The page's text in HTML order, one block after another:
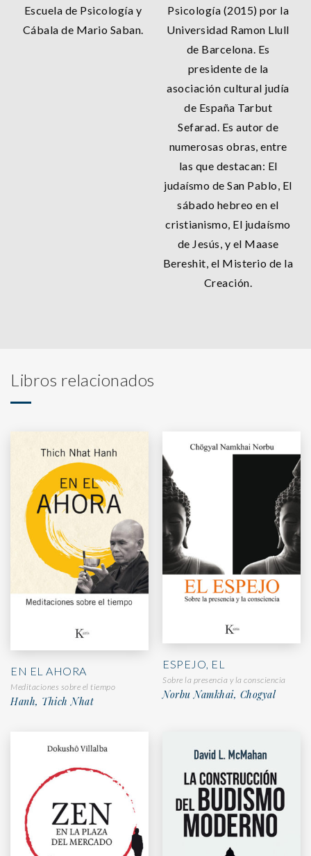
Escuela de Psicología y
Cábala de Mario Saban.
Psicología (2015) por la
Universidad Ramon Llull
de Barcelona. Es
presidente de la
asociación cultural judía
de España Tarbut
Sefarad. Es autor de
numerosas obras, entre
las que destacan: El
judaísmo de San Pablo, El
sábado hebreo en el
cristianismo, El judaísmo
de Jesús, y el Maase
Bereshit, el Misterio de la
Creación.
Libros relacionados
EN EL AHORA
Meditaciones sobre el tiempo
Hanh, Thich Nhat
ESPEJO, EL
Sobre la presencia y la consciencia
Norbu Namkhai, Chogyal